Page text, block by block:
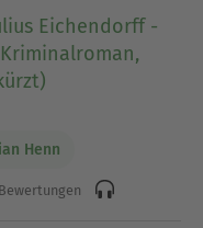
Eichendorff -
Henn